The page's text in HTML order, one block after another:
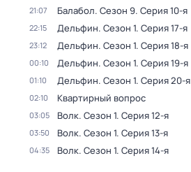
21:07 Балабол. Сезон 9. Серия 10-я
22:15 Дельфин. Сезон 1. Серия 17-я
23:12 Дельфин. Сезон 1. Серия 18-я
00:10 Дельфин. Сезон 1. Серия 19-я
01:10 Дельфин. Сезон 1. Серия 20-я
02:10 Квартирный вопрос
03:05 Волк. Сезон 1. Серия 12-я
03:50 Волк. Сезон 1. Серия 13-я
04:35 Волк. Сезон 1. Серия 14-я